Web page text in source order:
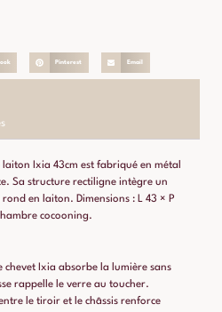
Pinterest Email
Ixia 43cm est fabriqué en métal
Sa structure rectiligne intègre un
en laiton. Dimensions : L 43 × P
cocooning.
chevet Ixia absorbe la lumière sans
rappelle le verre au toucher.
le tiroir et le châssis renforce